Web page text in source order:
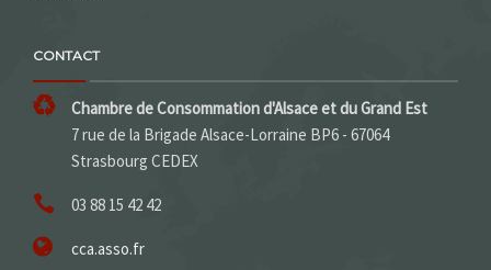
CONTACT
Chambre de Consommation d'Alsace et du Grand Est
7 rue de la Brigade Alsace-Lorraine BP6 - 67064
Strasbourg CEDEX
03 88 15 42 42
cca.asso.fr